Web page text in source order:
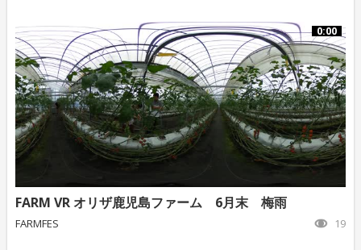
0:00
FARM VR オリザ鹿児島ファーム 6月末 梅雨
FARMFES 19